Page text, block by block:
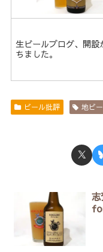
生ビールブログ、開設
ちました。
ビール批評 地ビ